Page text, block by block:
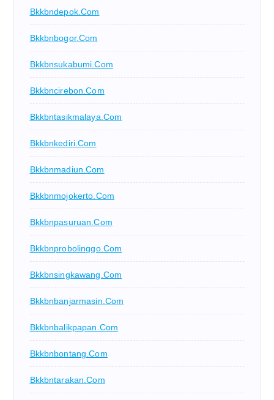
Bkkbndepok.com
Bkkbnbogor.com
Bkkbnsukabumi.com
Bkkbncirebon.com
Bkkbntasikmalaya.com
Bkkbnkediri.com
Bkkbnmadiun.com
Bkkbnmojokerto.com
Bkkbnpasuruan.com
Bkkbnprobolinggo.com
Bkkbnsingkawang.com
Bkkbnbanjarmasin.com
Bkkbnbalikpapan.com
Bkkbnbontang.com
Bkkbntarakan.com